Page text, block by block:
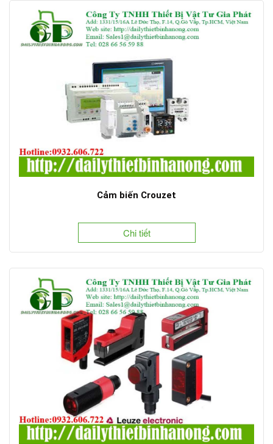
Cảm biến Crouzet
Chi tiết